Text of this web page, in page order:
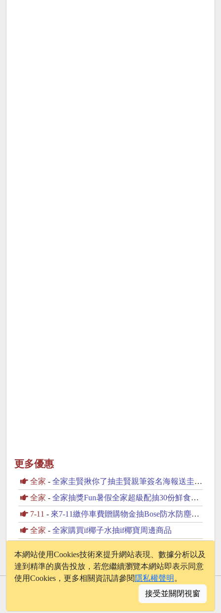
更多優惠
全家 - 全家圭賢揪你了抽圭賢親筆簽名海報送圭賢小卡杯墊
全家 - 全家抽獎Fun暑假全家超級配抽30份鮮食咖啡飲品
7-11 - 來7-11繳停車費贈購物金抽Bose防水防塵藍芽喇叭
全家 - 全家購買if椰子水抽if椰寶周邊商品
© 2026 - onelife.tw
隱私權政策│聯絡我們
本網站使用Cookies技術來提升網站表現、數據分析以及
達到精準的廣告投放，若您繼續瀏覽本網站即表示同意
使用Cookies，更多相關資訊請參閱 隱私權聲明 。
接受並關閉視窗